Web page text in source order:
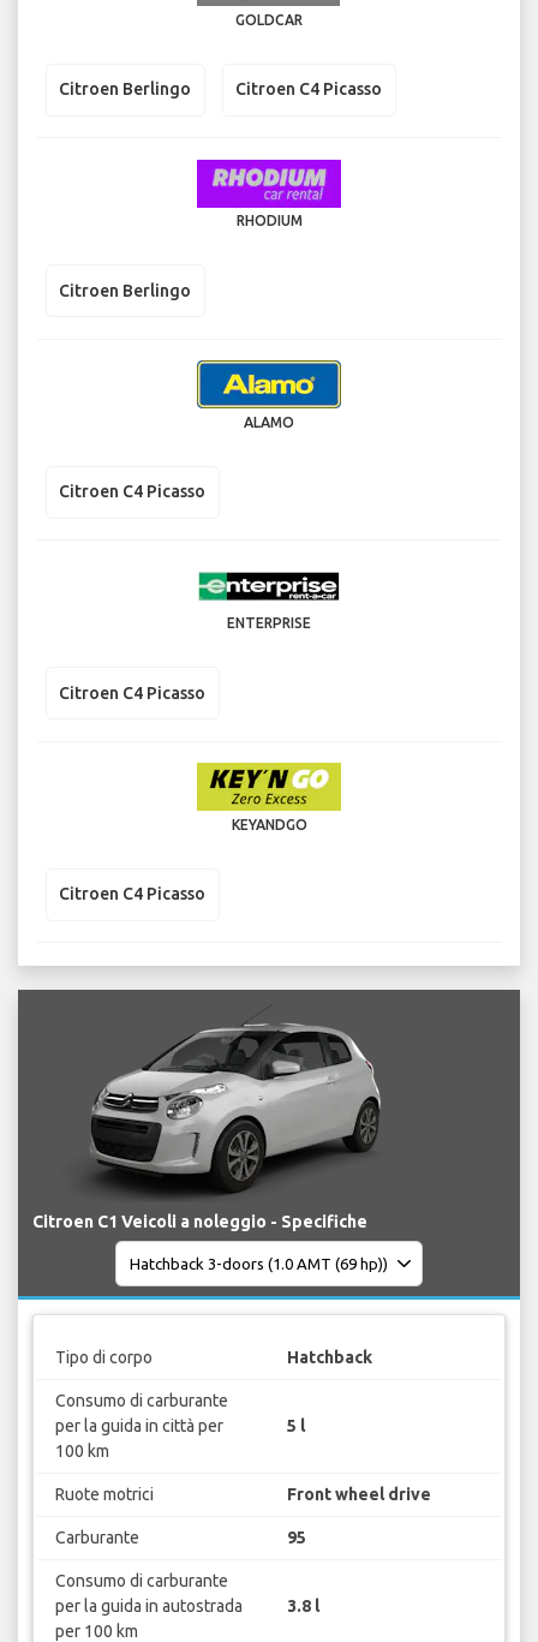
GOLDCAR
Citroen Berlingo Citroen C4 Picasso
RHODIUM
Citroen Berlingo
ALAMO
Citroen C4 Picasso
ENTERPRISE
Citroen C4 Picasso
KEYANDGO
Citroen C4 Picasso
Citroen C1 Veicoli a noleggio - Specifiche
Tipo di corpo Hatchback
Consumo di carburante
per la guida in città per
100 km
5 l
Ruote motrici Front wheel drive
Carburante 95
Consumo di carburante
per la guida in autostrada
per 100 km
3.8 l